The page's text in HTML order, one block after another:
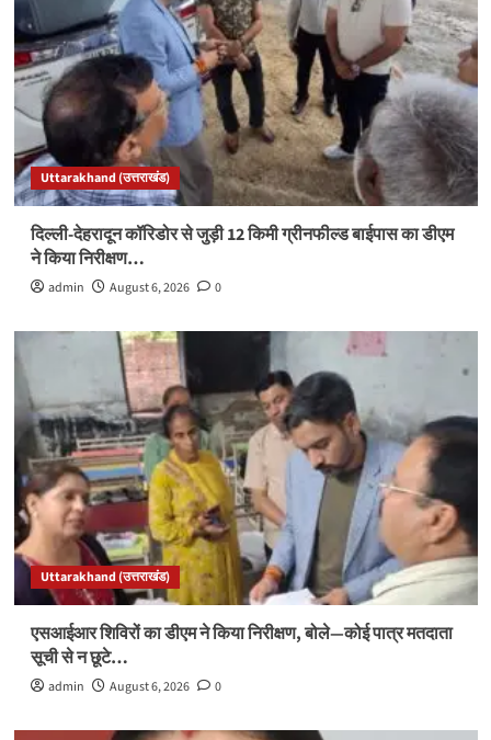
Uttarakhand (उत्तराखंड)
दिल्ली-देहरादून कॉरिडोर से जुड़ी 12 किमी ग्रीनफील्ड बाईपास का डीएम
ने किया निरीक्षण…
admin August 6, 2026 0
Uttarakhand (उत्तराखंड)
एसआईआर शिविरों का डीएम ने किया निरीक्षण, बोले—कोई पात्र मतदाता
सूची से न छूटे…
admin August 6, 2026 0